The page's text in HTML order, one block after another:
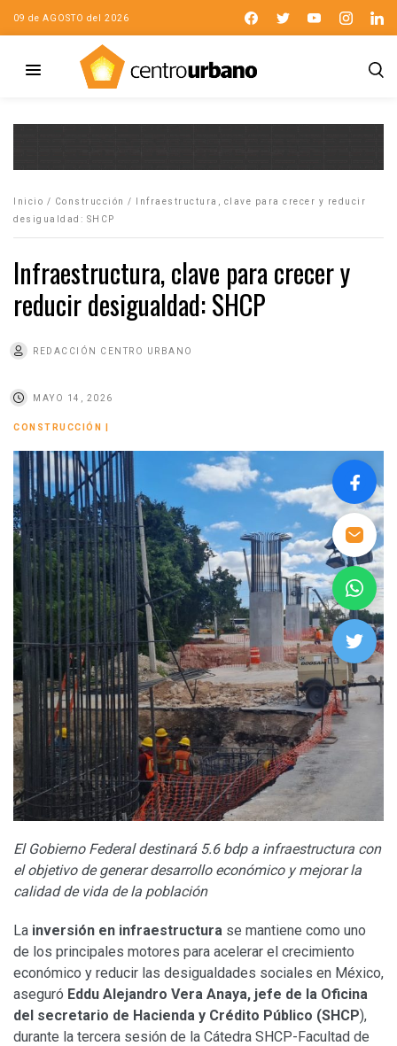
09 de AGOSTO del 2026
Inicio / Construcción /
Infraestructura, clave para crecer y reducir
desigualdad: SHCP
Infraestructura, clave para crecer y
reducir desigualdad: SHCP
REDACCIÓN CENTRO URBANO
MAYO 14, 2026
CONSTRUCCIÓN
El Gobierno Federal destinará 5.6 bdp a infraestructura con
el objetivo de generar desarrollo económico y mejorar la
calidad de vida de la población
La inversión en infraestructura se mantiene como uno
de los principales motores para acelerar el crecimiento
económico y reducir las desigualdades sociales en México,
aseguró Eddu Alejandro Vera Anaya, jefe de la Oficina
del secretario de Hacienda y Crédito Público (SHCP),
durante la tercera sesión de la Cátedra SHCP-Facultad de